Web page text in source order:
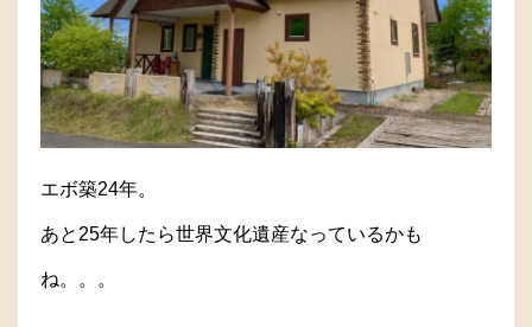
エボ築24年。
あと25年したら世界文化遺産なっているかも
ね。。。